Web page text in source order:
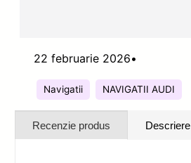
22 februarie 2026•
Navigatii NAVIGATII AUDI
Recenzie produs Descriere